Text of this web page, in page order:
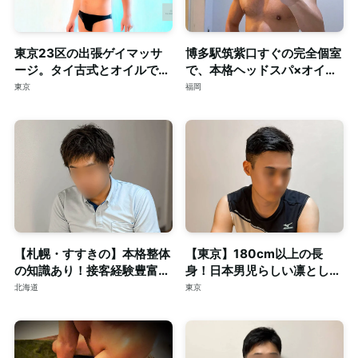
東京23区の出張ゲイマッサ
ージ。タイ古式とオイルで心
身を深く整える至福のリラク
東京
博多駅筑紫口すぐの完全個室
で、本格ヘッドスパ×オイル
マッサージ。ご予約はDMで
福岡
【札幌・すすきの】本格整体
の知識あり！接客経験豊富な
短髪筋トレ男子によるゲイマ
北海道
【東京】180cm以上の長
身！日本男児らしい凛とした
顔立ちの20代◎個室完備
東京